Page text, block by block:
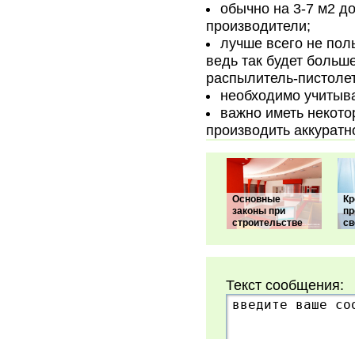
обычно на 3-7 м2
производители;
лучше всего не
ведь так будет
распылитель-
необходимо
важно иметь
производить
Основные
законы при
строительстве
Текст сообщения: